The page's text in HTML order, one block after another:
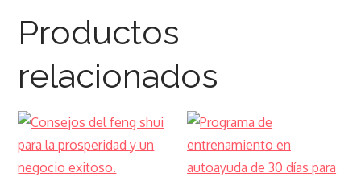
Productos
relacionados